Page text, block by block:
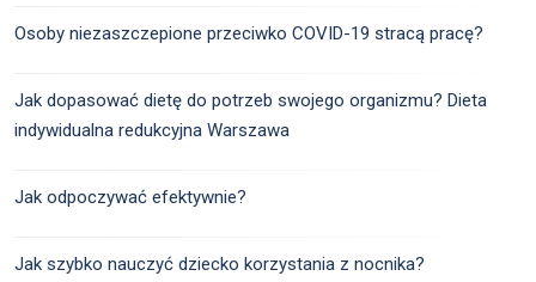
Osoby niezaszczepione przeciwko COVID-19 stracą pracę?
Jak dopasować dietę do potrzeb swojego organizmu? Dieta
indywidualna redukcyjna Warszawa
Jak odpoczywać efektywnie?
Jak szybko nauczyć dziecko korzystania z nocnika?